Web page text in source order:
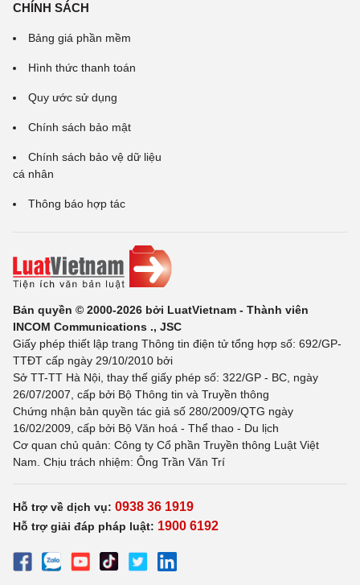
CHÍNH SÁCH
Bảng giá phần mềm
Hình thức thanh toán
Quy ước sử dụng
Chính sách bảo mật
Chính sách bảo vệ dữ liệu
cá nhân
Thông báo hợp tác
Bản quyền © 2000-2026 bởi LuatVietnam - Thành viên
INCOM Communications ., JSC
Giấy phép thiết lập trang Thông tin điện tử tổng hợp số: 692/GP-
TTĐT cấp ngày 29/10/2010 bởi
Sở TT-TT Hà Nội, thay thế giấy phép số: 322/GP - BC, ngày
26/07/2007, cấp bởi Bộ Thông tin và Truyền thông
Chứng nhận bản quyền tác giả số 280/2009/QTG ngày
16/02/2009, cấp bởi Bộ Văn hoá - Thể thao - Du lịch
Cơ quan chủ quản: Công ty Cổ phần Truyền thông Luật Việt
Nam. Chịu trách nhiệm: Ông Trần Văn Trí
Hỗ trợ về dịch vụ: 0938 36 1919
Hỗ trợ giải đáp pháp luật: 1900 6192